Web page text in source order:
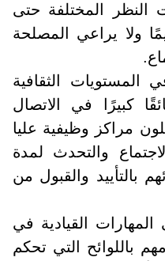
النظر المختلفة حتى
ولا يراعي المصلحة
المستويات الثقافية
كبيرًا في الاتصال
مراكز وظيفية عليا
والتحدث لمدة
بالتأييد والقبول من
المهارات القيادية في
باللوائح التي تحكم